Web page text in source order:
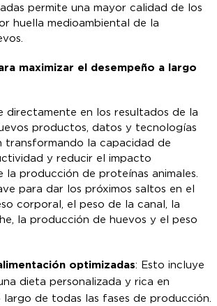
permite una mayor calidad de los
huella medioambiental de la
maximizar el desempeño a largo
directamente en los resultados de la
productos, datos y tecnologías
transformando la capacidad de
y reducir el impacto
la producción de proteínas animales.
para dar los próximos saltos en el
corporal, el peso de la canal, la
la producción de huevos y el peso
optimizadas: Esto incluye
dieta personalizada y rica en
de todas las fases de producción.